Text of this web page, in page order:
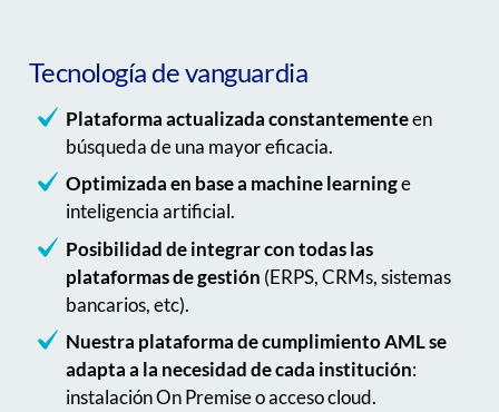
Tecnología de vanguardia
Plataforma actualizada constantementeen
búsqueda de una mayor eficacia.
Optimizada en base a machine learninge
inteligencia artificial.
Posibilidad de integrar con todas las
plataformas de gestión (ERPS, CRMs, sistemas
bancarios, etc).
Nuestra plataforma de cumplimiento AML se
adapta a la necesidad de cada institución:
instalación On Premise o acceso cloud.